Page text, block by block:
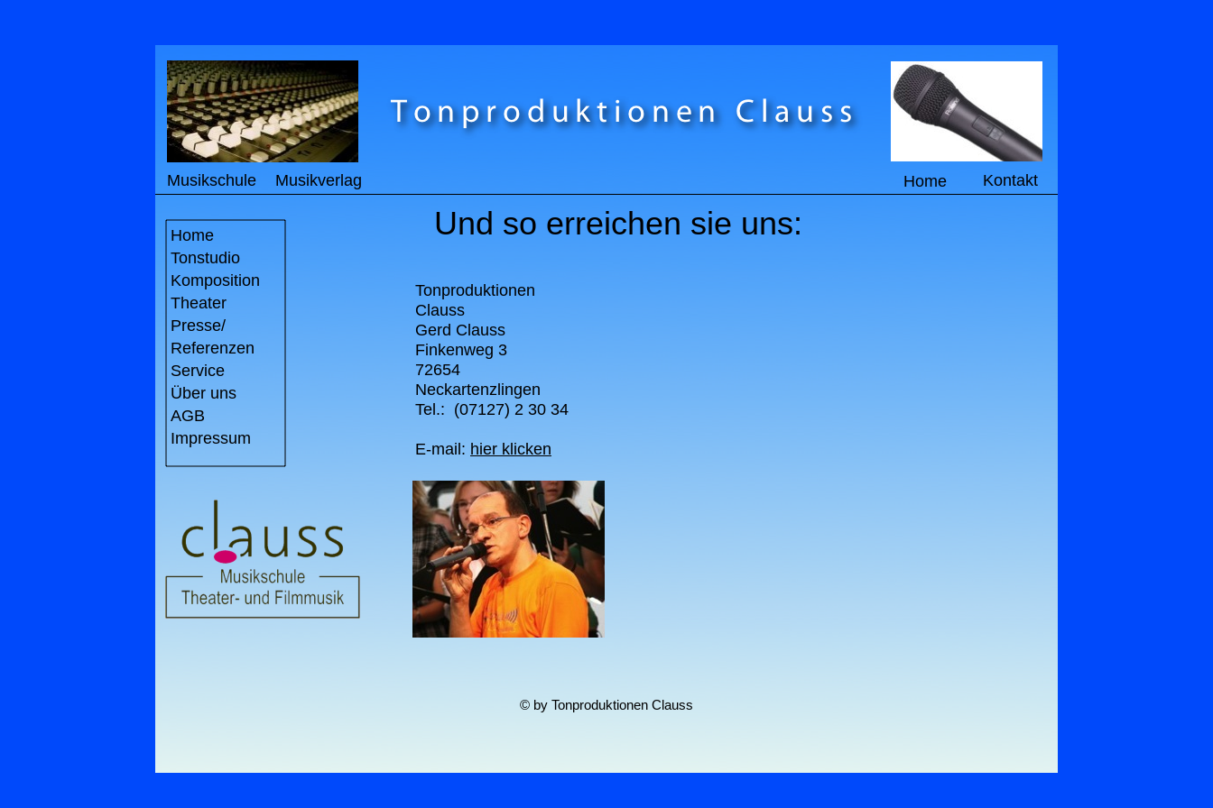
Und so erreichen sie uns:
Tonproduktionen
Clauss
Gerd Clauss
Finkenweg 3
72654
Neckartenzlingen
Tel.: (07127) 2 30 34
E-mail: hier klicken
Musikschule Musikverlag Home Kontakt
Home
Tonstudio
Komposition
Theater
Presse/
Referenzen
Service
Über uns
AGB
Impressum
© by Tonproduktionen Clauss